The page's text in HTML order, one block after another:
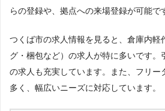
らの登録や、拠点への来場登録が可能で
つくば市の求人情報を見ると、倉庫内軽
グ・梱包など）の求人が特に多いです。
の求人も充実しています。また、フリー
多く、幅広いニーズに対応しています。